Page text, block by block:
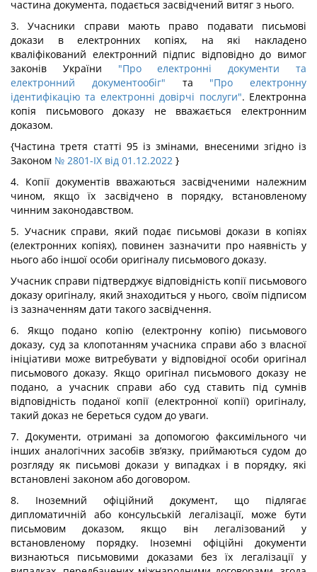
частина документа, подається засвідчений витяг з нього.
3. Учасники справи мають право подавати письмові
докази в електронних копіях, на які накладено
кваліфікований електронний підпис відповідно до вимог
законів України "Про електронні документи та
електронний документообіг" та "Про електронну
ідентифікацію та електронні довірчі послуги". Електронна
копія письмового доказу не вважається електронним
доказом.
{Частина третя статті 95 із змінами, внесеними згідно із
Законом № 2801-IX від 01.12.2022 }
4. Копії документів вважаються засвідченими належним
чином, якщо їх засвідчено в порядку, встановленому
чинним законодавством.
5. Учасник справи, який подає письмові докази в копіях
(електронних копіях), повинен зазначити про наявність у
нього або іншої особи оригіналу письмового доказу.
Учасник справи підтверджує відповідність копії письмового
доказу оригіналу, який знаходиться у нього, своїм підписом
із зазначенням дати такого засвідчення.
6. Якщо подано копію (електронну копію) письмового
доказу, суд за клопотанням учасника справи або з власної
ініціативи може витребувати у відповідної особи оригінал
письмового доказу. Якщо оригінал письмового доказу не
подано, а учасник справи або суд ставить під сумнів
відповідність поданої копії (електронної копії) оригіналу,
такий доказ не береться судом до уваги.
7. Документи, отримані за допомогою факсимільного чи
інших аналогічних засобів зв’язку, приймаються судом до
розгляду як письмові докази у випадках і в порядку, які
встановлені законом або договором.
8. Іноземний офіційний документ, що підлягає
дипломатичній або консульській легалізації, може бути
письмовим доказом, якщо він легалізований у
встановленому порядку. Іноземні офіційні документи
визнаються письмовими доказами без їх легалізації у